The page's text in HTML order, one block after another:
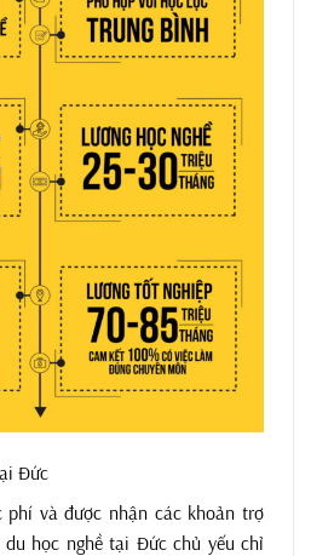
Đức
phí và được nhận các khoản trợ
học nghề tại Đức chủ yếu chỉ